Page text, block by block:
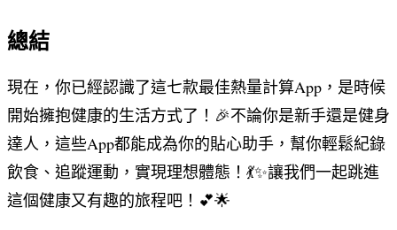
總結
現在，你已經認識了這七款最佳熱量計算App，是時候
開始擁抱健康的生活方式了！🎉不論你是新手還是健身
達人，這些App都能成為你的貼心助手，幫你輕鬆紀錄
飲食、追蹤運動，實現理想體態！💃✨讓我們一起跳進
這個健康又有趣的旅程吧！💕🌟